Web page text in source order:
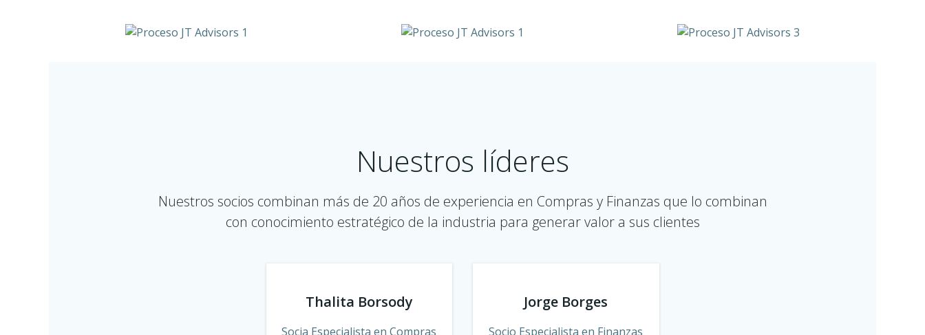
Nuestros líderes
Nuestros socios combinan más de 20 años de experiencia en Compras y Finanzas que lo combinan
con conocimiento estratégico de la industria para generar valor a sus clientes
Thalita Borsody
Socia Especialista en Compras
Jorge Borges
Socio Especialista en Finanzas